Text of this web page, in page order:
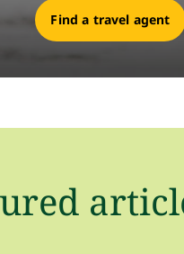
Find a travel agent